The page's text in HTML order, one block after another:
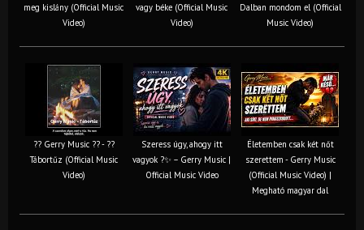
meg kislány (Official Music
Video)
vagy béke (Official Music
Video)
Dalban mondom el (Official
Music Video)
?? Gerry Music ?? - ??
Tábortűz (Official Music
Video)
Szeress úgy, ahogy itt
vagyok ?✨ – Gerry Music |
Official Music Video
Életemben csak két nőt
szerettem - Gerry Music
(Official Music Video) |
Megható magyar dal